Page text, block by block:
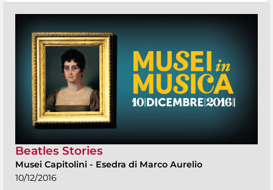
Beatles Stories
Musei Capitolini - Esedra di Marco Aurelio
10/12/2016